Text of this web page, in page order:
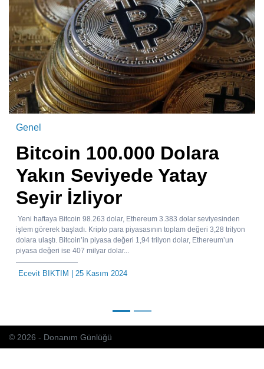
Genel
Bitcoin 100.000 Dolara
Yakın Seviyede Yatay
Seyir İzliyor
Yeni haftaya Bitcoin 98.263 dolar, Ethereum 3.383 dolar seviyesinden
işlem görerek başladı. Kripto para piyasasının toplam değeri 3,28 trilyon
dolara ulaştı. Bitcoin’in piyasa değeri 1,94 trilyon dolar, Ethereum’un
piyasa değeri ise 407 milyar dolar...
Ecevit BIKTIM | 25 Kasım 2024
© 2026 - Donanım Günlüğü